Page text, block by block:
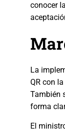
conocer
La
QR con
También
forma
El